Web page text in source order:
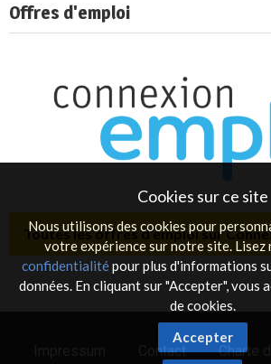
Offres d'emploi
Toutes les offres d'emploi sur
Cookies sur ce site
Nous utilisons des cookies pour
votre expérience sur notre site. Lisez
confidentialitépour plus d'informations
données. En cliquant sur "Accepter", vous
de cookies.
Accepter
Contact Charte